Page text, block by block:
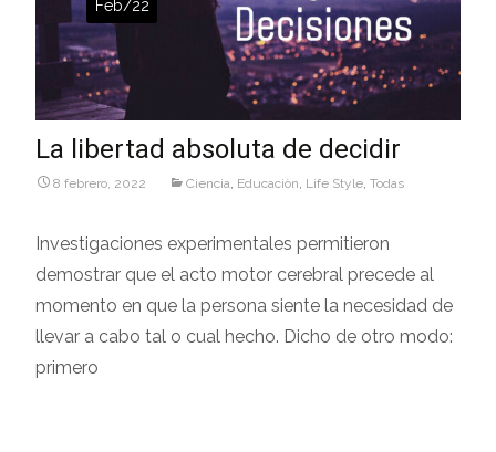
Feb/22
La libertad absoluta de decidir
8 febrero, 2022 Ciencia Educaciòn Life Style Todas
Investigaciones experimentales permitieron
demostrar que el acto motor cerebral precede al
momento en que la persona siente la necesidad de
llevar a cabo tal o cual hecho. Dicho de otro modo:
primero